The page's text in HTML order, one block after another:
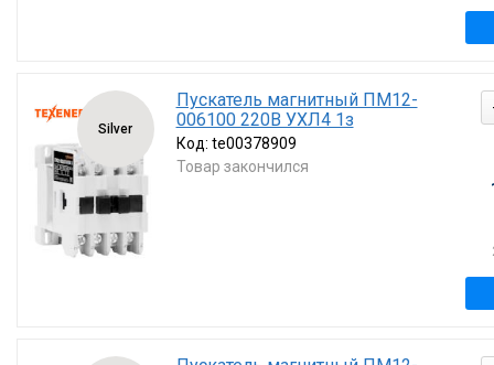
Silver
Пускатель магнитный ПМ12-
006100 220В УХЛ4 1з
Код: te00378909
Товар закончился